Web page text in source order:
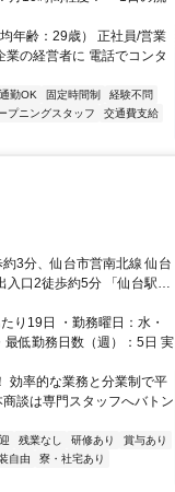
年齢：29歳） 正社員/営業
の経営者に 電話でコンタ
勤OK 固定時間制
経験不問
プニングスタッフ
交通費支給
3分、仙台市営南北線 仙台
入口2徒歩約5分 「仙台駅」
り19日 ・勤務曜日：水・
低勤務日数（週）：5日 実
効率的な業務と分業制で平
談は専門スタッフへバトン
残業なし 研修あり
賞与あり
自由
寮・社宅あり